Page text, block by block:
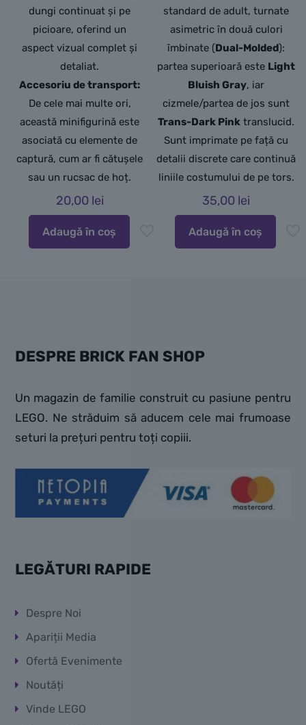
dungi continuat și pe
picioare, oferind un
aspect vizual complet și
detaliat.
Accesoriu de transport:
De cele mai multe ori,
această minifigurină este
asociată cu elemente de
captură, cum ar fi cătușele
sau un rucsac de hoț.
20,00 lei
Adaugă în coș
standard de adult, turnate
asimetric în două culori
îmbinate (Dual-Molded):
partea superioară este Light
Bluish Gray, iar
cizmele/partea de jos sunt
Trans-Dark Pink translucid.
Sunt imprimate pe față cu
detalii discrete care continuă
liniile costumului de pe tors.
35,00 lei
Adaugă în coș
DESPRE BRICK FAN SHOP
Un magazin de familie construit cu pasiune pentru
LEGO. Ne străduim să aducem cele mai frumoase
seturi la prețuri pentru toți copiii.
LEGĂTURI RAPIDE
Despre Noi
Apariții Media
Ofertă Evenimente
Noutăți
Vinde LEGO